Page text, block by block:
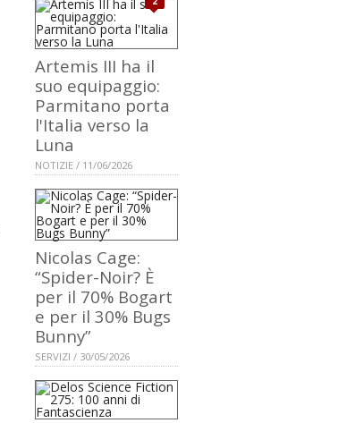
Artemis III ha il
suo equipaggio:
Parmitano porta
l'Italia verso la
Luna
NOTIZIE / 11/06/2026
Nicolas Cage:
“Spider-Noir? È
per il 70% Bogart
e per il 30% Bugs
Bunny”
SERVIZI / 30/05/2026